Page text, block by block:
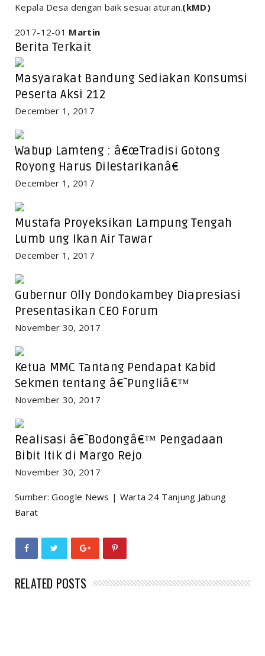
Kepala Desa dengan baik sesuai aturan.(kMD)
2017-12-01 Martin
Berita Terkait
Masyarakat Bandung Sediakan Konsumsi
Peserta Aksi 212
December 1, 2017
Wabup Lamteng : â€œTradisi Gotong
Royong Harus Dilestarikanâ€
December 1, 2017
Mustafa Proyeksikan Lampung Tengah
Lumb ung Ikan Air Tawar
December 1, 2017
Gubernur Olly Dondokambey Diapresiasi
Presentasikan CEO Forum
November 30, 2017
Ketua MMC Tantang Pendapat Kabid
Sekmen tentang â€˜Pungliâ€™
November 30, 2017
Realisasi â€˜Bodongâ€™ Pengadaan
Bibit Itik di Margo Rejo
November 30, 2017
Sumber:Google News | Warta 24 Tanjung Jabung
Barat
RELATED POSTS